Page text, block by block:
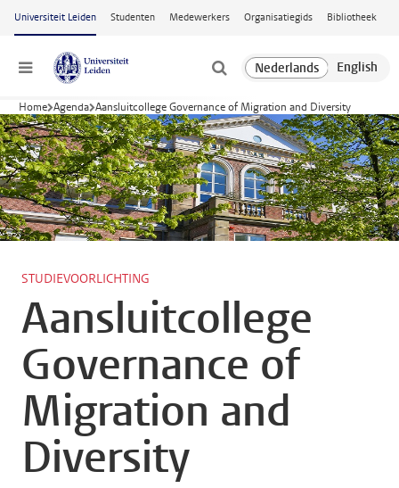
Ga naar hoofdinhoud
Universiteit Leiden Studenten Medewerkers Organisatiegids Bibliotheek
Menu
Home Agenda Aansluitcollege Governance of Migration and Diversity
STUDIEVOORLICHTING
Aansluitcollege
Governance of
Migration and
Diversity